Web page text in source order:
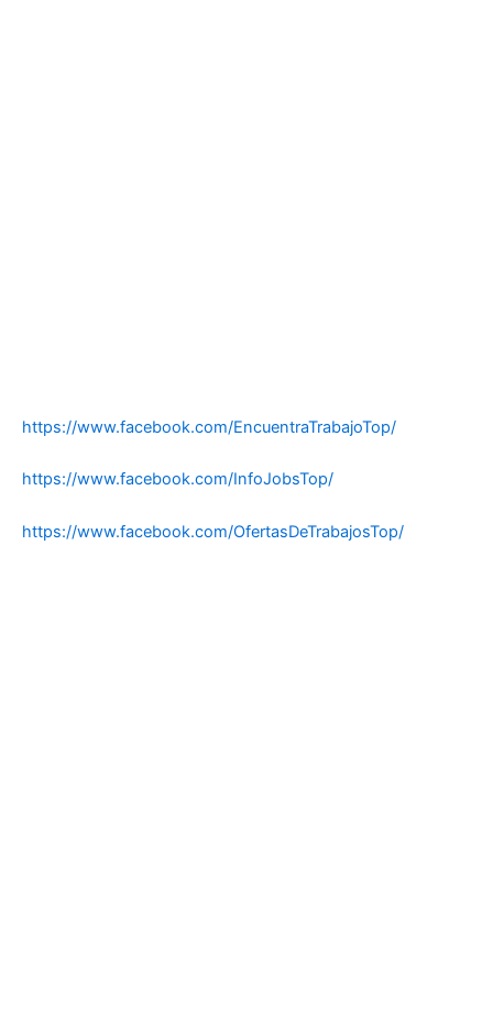
https://www.facebook.com/EncuentraTrabajoTop/
https://www.facebook.com/InfoJobsTop/
https://www.facebook.com/OfertasDeTrabajosTop/